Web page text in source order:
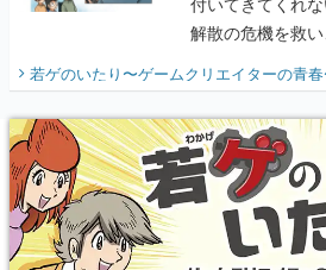
解散の危機を救
開く。業界の快
『少年ジャンプ
り】
若ゲのいたり〜ゲームクリエイターの青